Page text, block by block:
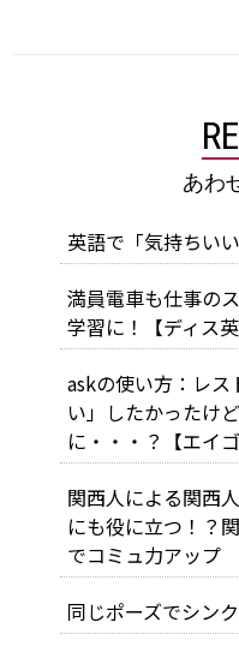
あわ
英語で「気持ちい
満員電車も仕事の
学習に！【ディス英
askの使い方：レ
い」したかったけ
に・・・？【エイ
関西人による関西
にも役に立つ！？
でコミュ力アップ
同じポーズでシン